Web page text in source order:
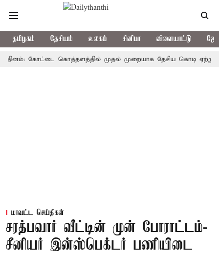
தமிழகம் தேசியம் உலகம் சினிமா விளையாட்டு
கோட்டை கொத்தளத்தில் முதல் முறையாக தேசிய கொடி ஏற்றுகிறார்,
மாவட்ட செய்திகள்
சரத்பவார் வீட்டின் முன் போராட்டம்-
சீனியர் இன்ஸ்பெக்டர் பணியிடை